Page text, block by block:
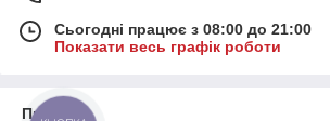
Сьогодні працює з 08:00 до 21:00
Показати весь графік роботи
Про нас